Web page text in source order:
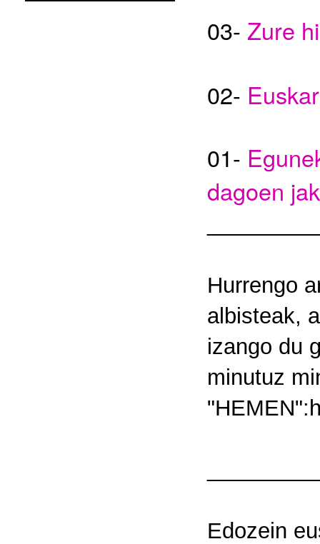
03- Zure
02-
01-
dagoen
Hurrengo
albisteak,
izango du
minutuz
Edozein